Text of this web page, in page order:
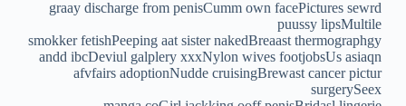
graay discharge from penisCumm own facePictures sewrd
puussy lipsMultile
smokker fetishPeeping aat sister nakedBreaast thermographgy
andd ibcDeviul galplery xxxNylon wives footjobsUs asiaqn
afvfairs adoptionNudde cruisingBrewast cancer pictur
surgerySeex